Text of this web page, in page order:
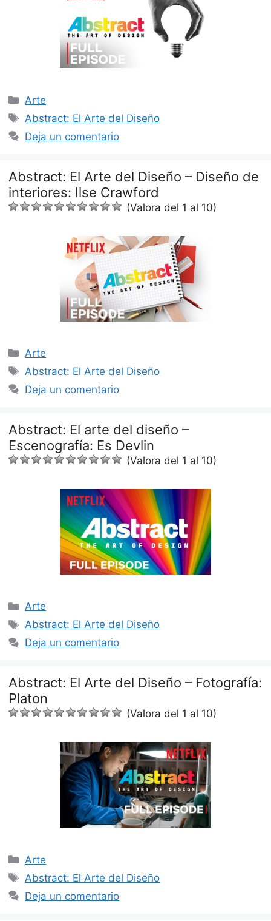
Categorías
Arte
Etiquetas
Abstract: El Arte del Diseño
Deja un comentario
Abstract: El Arte del Diseño – Diseño de
interiores: Ilse Crawford
(Valora del 1 al 10)
Categorías
Arte
Etiquetas
Abstract: El Arte del Diseño
Deja un comentario
Abstract: El arte del diseño –
Escenografía: Es Devlin
(Valora del 1 al 10)
Categorías
Arte
Etiquetas
Abstract: El Arte del Diseño
Deja un comentario
Abstract: El Arte del Diseño – Fotografía:
Platon
(Valora del 1 al 10)
Categorías
Arte
Etiquetas
Abstract: El Arte del Diseño
Deja un comentario